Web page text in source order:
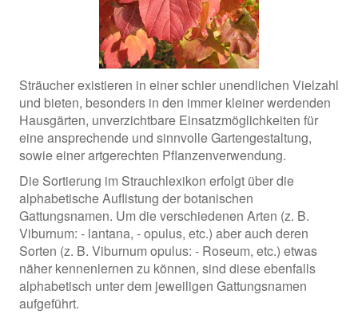
Sträucher existieren in einer schier unendlichen Vielzahl
und bieten, besonders in den immer kleiner werdenden
Hausgärten, unverzichtbare Einsatzmöglichkeiten für
eine ansprechende und sinnvolle Gartengestaltung,
sowie einer artgerechten Pflanzenverwendung.
Die Sortierung im Strauchlexikon erfolgt über die
alphabetische Auflistung der botanischen
Gattungsnamen. Um die verschiedenen Arten (z. B.
Viburnum: - lantana, - opulus, etc.) aber auch deren
Sorten (z. B. Viburnum opulus: - Roseum, etc.) etwas
näher kennenlernen zu können, sind diese ebenfalls
alphabetisch unter dem jeweiligen Gattungsnamen
aufgeführt.